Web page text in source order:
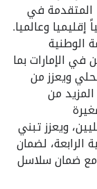
المتقدمة في
إقليميا وعالميا.
الوطنية
في الإمارات بما
ويعزز من
من
ويعزز تبني
الرابعة، لضمان
مع ضمان سلاسل